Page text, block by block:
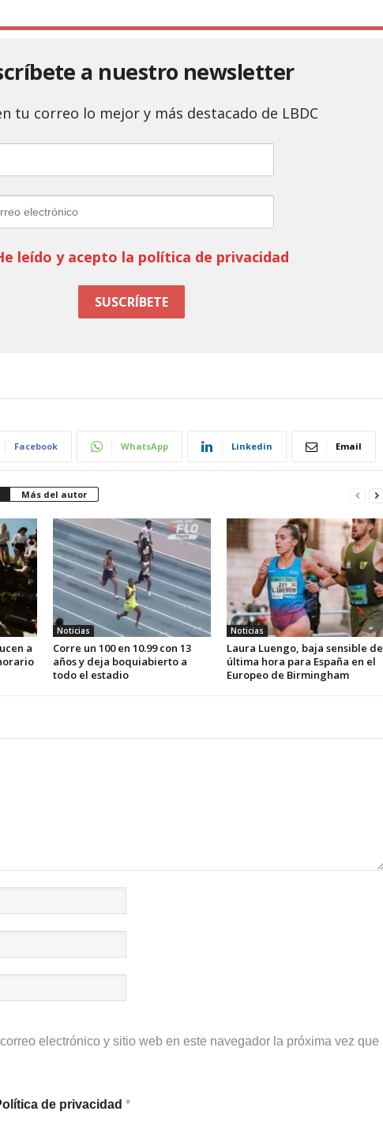
a nuestro newsletter
tu correo lo mejor y más destacado de LBDC
leído y acepto la política de privacidad
Facebook WhatsApp Linkedin Email
Más del autor
a
Noticias
Corre un 100 en 10.99 con 13
años y deja boquiabierto a
todo el estadio
Noticias
Laura Luengo, baja sensible de
última hora para España en el
Europeo de Birmingham
electrónico y sitio web en este navegador la próxima vez que
de privacidad *